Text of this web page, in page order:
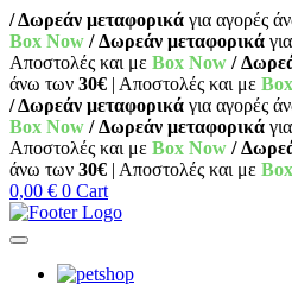
/ Δωρεάν μεταφορικά για αγορές
Box Now / Δωρεάν μεταφορικά
Αποστολές και με Box Now /
άνω των 30€ | Αποστολές και με
/ Δωρεάν μεταφορικά για αγορές
Box Now / Δωρεάν μεταφορικά
Αποστολές και με Box Now /
άνω των 30€ | Αποστολές και με
0,00 € 0 Cart